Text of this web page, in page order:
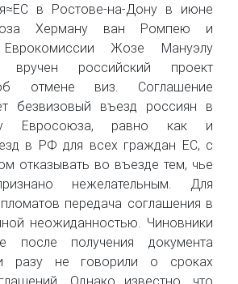
в Ростове-на-Дону в июне
Херману ван Ромпею и
Еврокомиссии Жозе Мануэлу
российский проект
отмене виз. Соглашение
безвизовый въезд россиян в
Евросоюза, равно как и
в РФ для всех граждан ЕС, с
отказывать во въезде тем, чье
нежелательным. Для
передача соглашения в
неожиданностью. Чиновники
получения документа
разу не говорили о сроках
Однако известно, что